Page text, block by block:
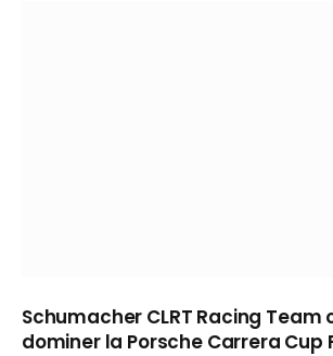
Schumacher CLRT Racing Team
dominer la Porsche Carrera Cup